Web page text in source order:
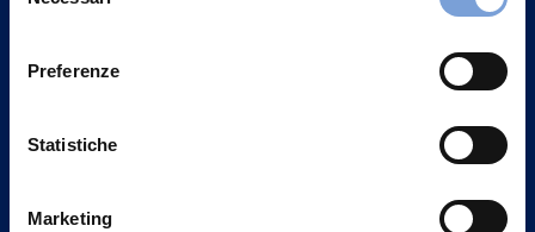
Preferenze
Statistiche
Marketing